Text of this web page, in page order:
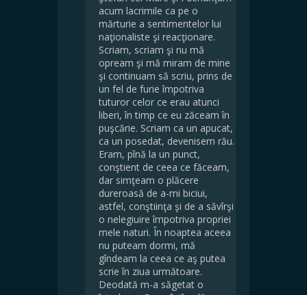
acum lacrimile ca pe o
mărturie a sentimentelor lui
naţionaliste şi reacţionare.
Scriam, scriam şi nu mă
opream şi mă miram de mine
şi continuam să scriu, prins de
un fel de furie împotriva
tuturor celor ce erau atunci
liberi, în timp ce eu zăceam în
puşcărie. Scriam ca un apucat,
ca un posedat, devenisem rău.
Eram, pînă la un punct,
conştient de ceea ce făceam,
dar simţeam o plăcere
dureroasă de a-mi biciui,
astfel, conştiinţa şi de a săvîrşi
o nelegiuire împotriva propriei
mele naturi. În noaptea aceea
nu puteam dormi, mă
gîndeam la ceea ce aş putea
scrie în ziua următoare.
Deodată m-a săgetat o